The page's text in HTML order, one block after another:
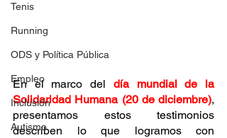
Tenis
Running
ODS y Política Pública
Empleo
Inclusión
Autismo
En el marco del día mundial de la
Solidaridad Humana (20 de diciembre),
presentamos estos testimonios
describen lo que logramos con